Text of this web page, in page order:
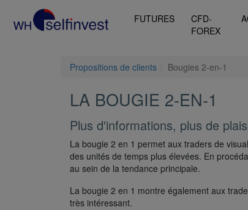
FUTURES
CFD-
FOREX
Propositions de clients Bougies 2-en-1
LA BOUGIE 2-EN-1
Plus d'informations, plus de
La bougie 2 en 1 permet aux traders de
des unités de temps plus élevées. En
au sein de la tendance principale.
La bougie 2 en 1 montre également aux
très intéressant.